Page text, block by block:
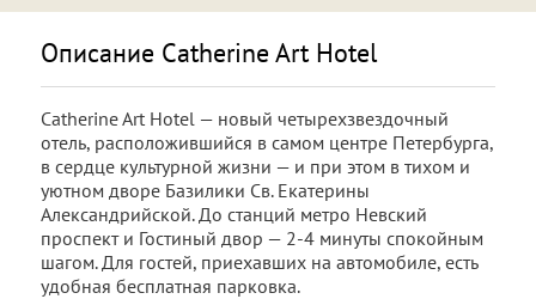
Описание Catherine Art Hotel
Catherine Art Hotel — новый четырехзвездочный
отель, расположившийся в самом центре Петербурга,
в сердце культурной жизни — и при этом в тихом и
уютном дворе Базилики Св. Екатерины
Александрийской. До станций метро Невский
проспект и Гостиный двор — 2-4 минуты спокойным
шагом. Для гостей, приехавших на автомобиле, есть
удобная бесплатная парковка.